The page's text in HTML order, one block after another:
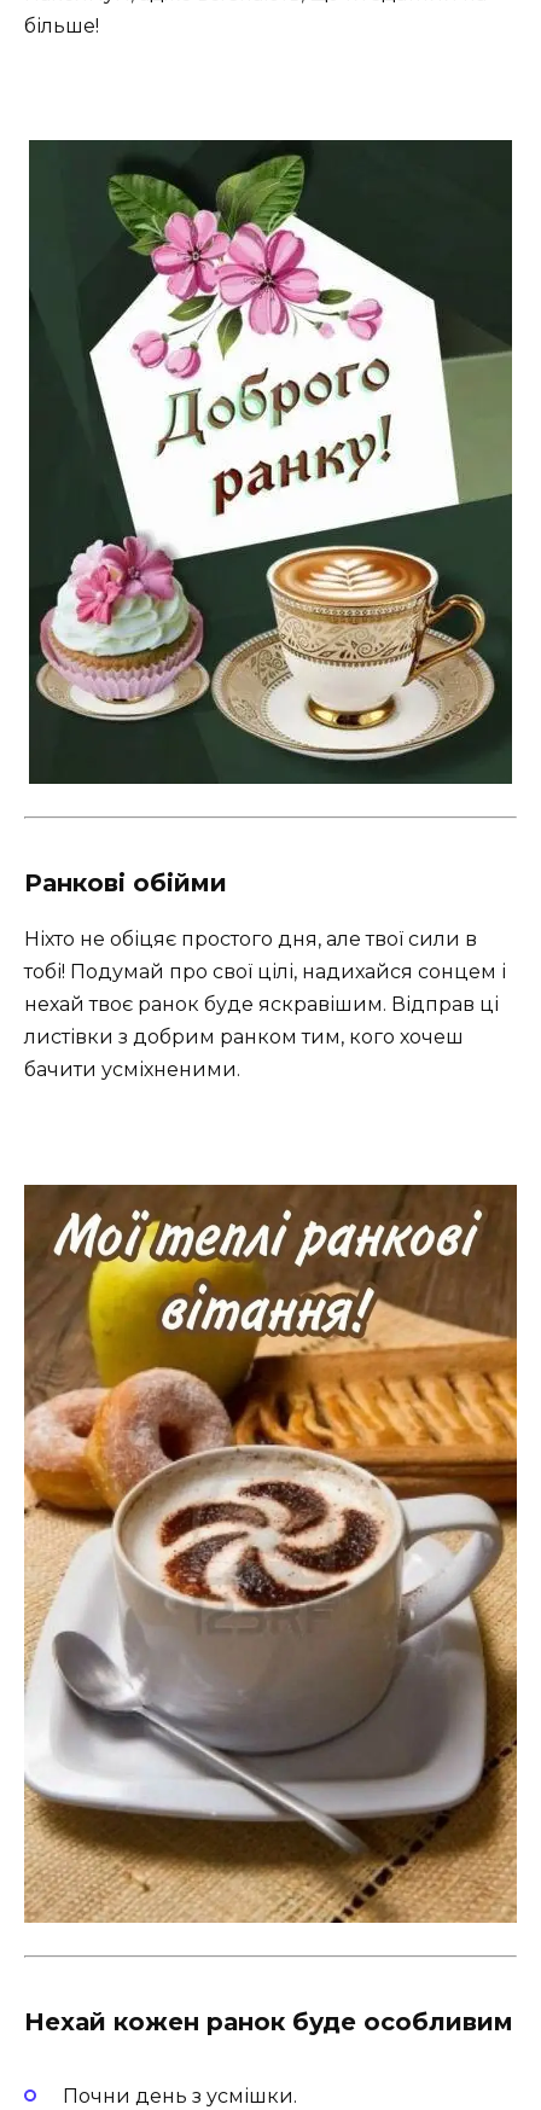
більше!
Ранкові обійми
Ніхто не обіцяє простого дня, але твої сили в
тобі! Подумай про свої цілі, надихайся сонцем і
нехай твоє ранок буде яскравішим. Відправ ці
листівки з добрим ранком тим, кого хочеш
бачити усміхненими.
Нехай кожен ранок буде особливим
Почни день з усмішки.